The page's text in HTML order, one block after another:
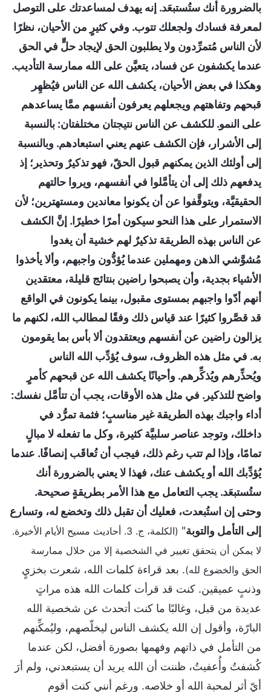
بالضرورة أنك ستُستبعَد. إنه يهدف لمساعدتك على التوصل
لمعرفة فسادك ولجعلك تتوب. وفي كثيرٍ من الأحيان، نظرًا
لأن الناس مُتمرِّدون ولا يطلبون الحق لإيجاد حلٍّ في الحق
عندما يكشفون عن فساد، يتعيَّن على الله ممارسة التأديب.
وهكذا في بعض الأحيان، يكشف الله عن الناس فيُظهِر
قبحهم وتفاهتهم ويجعلهم يعرفون أنفسهم ممَّا يساعدهم
على النمو. للكشف عن الناس نتيجتان مختلفتان: بالنسبة
إلى الأشرار، فإن الكشف عنهم يعني استبعادهم. وبالنسبة
إلى أولئك الذين يمكنهم قبول الحقّ، فهو تذكيرٌ وتحذير؛ إذ
يدفعهم ذلك إلى أن يتأمَّلوا في أنفسهم، ويروا حالتهم
الحقيقيَّة، ويتوقَّفوا عن أن يكونوا معاندين ومستهترين؛ لأن
الاستمرار على هذا النحو سيكون أمرًا خطيرًا. إنَّ الكشف
عن الناس بهذه الطريقة تذكيرٌ لهم خشية أن يغدوا
مُشوَّشي الذهن ومهملين عندما يُؤدُّون واجبهم، وألا يأخذوا
الأشياء بجدية، وأن يصبحوا راضين بنتائج قليلة، معتقدين
أنهم أدّوا واجبهم بمستوى مقبول، بينما يكونون في الواقع
قد قصَّروا كثيرًا عند قياس ذلك وفقًا لمطالب الله، لكنهم ما
يزالون راضين عن أنفسهم ويعتقدون ألا بأس بما يقومون
به. في مثل هذه الظروف، سوف يُؤدِّب الله الناس
ويُحذِّرهم ويُذكِّرهم. وأحيانًا يكشف الله عن قبحهم كأمرٍ
واضح للتذكير. في مثل هذه الأوقات، يجب أن تتأمَّل نفسك:
أداء واجبك بهذه الطريقة غير مناسبٍ؛ فثمة تمرُّد في
داخلك، وتوجد عناصر سلبيَّة كثيرة، وكل ما تفعله لا مبالٍ
تمامًا، وإذا لم تتب رغم ذلك، فيجب أن تُعاقَب إنصافًا. عندما
يُؤدِّبك الله أو يكشف عنك، فهذا لا يعني بالضرورة أنك
ستُستبعَد. يجب التعامل مع هذا الأمر بطريقةٍ صحيحة.
وحتى إن استُبعدت، فعليك أن تقبل ذلك وتخضع له، وتسارع
إلى التأمل والتوبة"
(الكلمة، ج. 3. أحاديث مسيح الأيام الأخيرة.
لا يمكن أن يتحقق تغيير في الشخصية إلا من خلال ممارسة
الحق والخضوع لله). بعد قراءة كلمات الله، شعرت بخزيٍ
وذنبٍ عميقين. كنت قد قرأت كلمات الله هذه مراتٍ
عديدة من قبل، وغالبًا ما كنت أتحدث عن شخصية الله
البارّة، وأقول إن الله يكشف الناس ليخلّصهم، وليُمكِّنهم
من التأمل في ذاتهم وفهمها بصورة أفضل، لكن عندما
كُشفتُ وأُعفيتُ، ظننت أن الله يريد أن يستبعدني، ولم أرَ
أيّ أثرٍ لمحبة الله أو خلاصه. ورغم أنني كنت أقوم